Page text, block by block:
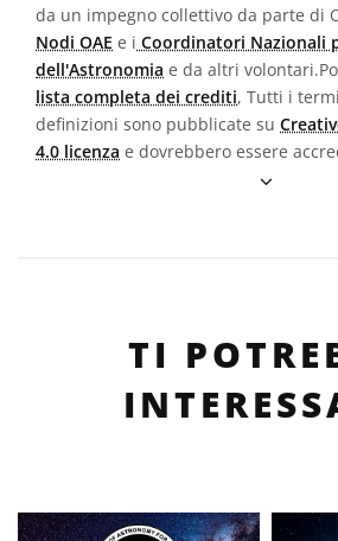
da un impegno collettivo da parte di
Nodi OAE e i Coordinatori Nazionali
dell'Astronomia e da altri
lista completa dei crediti, Tutti i
definizioni sono pubblicate su
4.0 licenza e dovrebbero essere
TI